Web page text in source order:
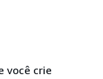
você crie